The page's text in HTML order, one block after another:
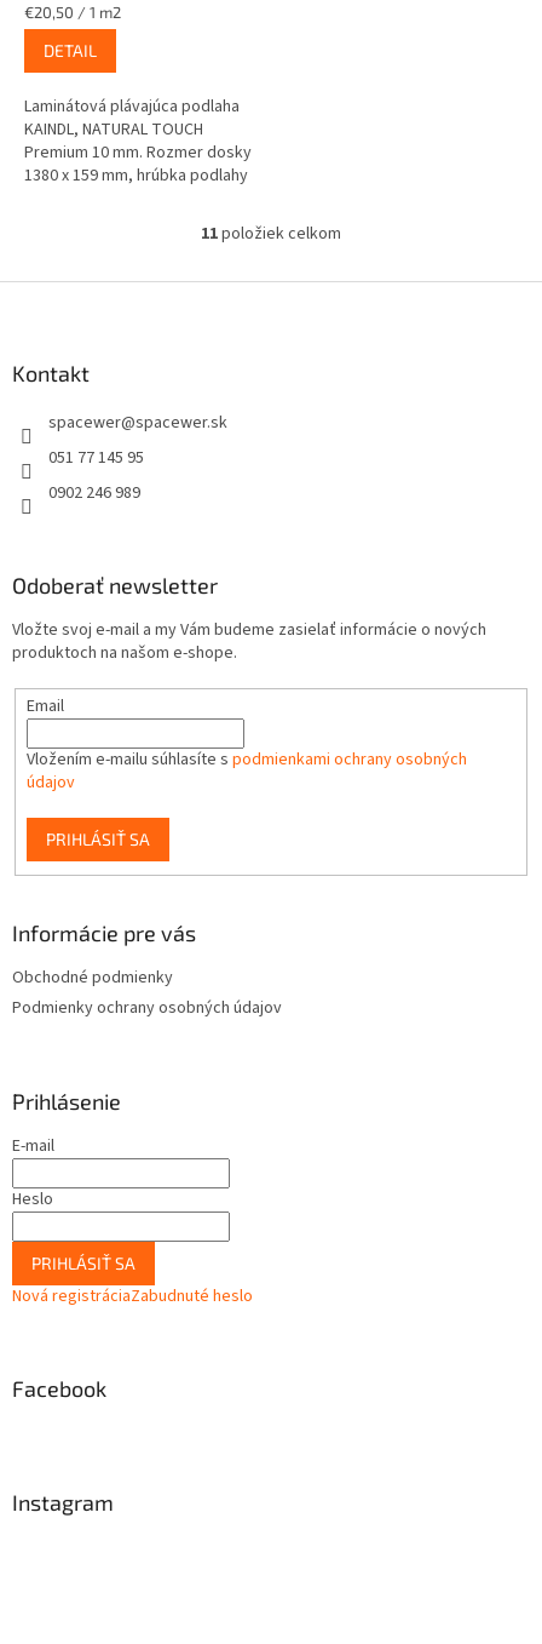
Jednotková
cena:
€20,50 / 1 m2
DETAIL
Laminátová plávajúca podlaha
KAINDL, NATURAL TOUCH
Premium 10 mm. Rozmer dosky
1380 x 159 mm, hrúbka podlahy
O
l
i
u
11položiek celkom
Kontakt
spacewer@spacewer.sk
051 77 145 95
0902 246 989
Odoberať newsletter
Vložte svoj e-mail a my Vám budeme zasielať informácie o nových
produktoch na našom e-shope.
Email
Vložením e-mailu súhlasíte s podmienkami ochrany osobných
údajov
PRIHLÁSIŤ SA
Informácie pre vás
Obchodné podmienky
Podmienky ochrany osobných údajov
Prihlásenie
E-mail
Heslo
PRIHLÁSIŤ SA
Nová registráciaZabudnuté heslo
Facebook
Instagram